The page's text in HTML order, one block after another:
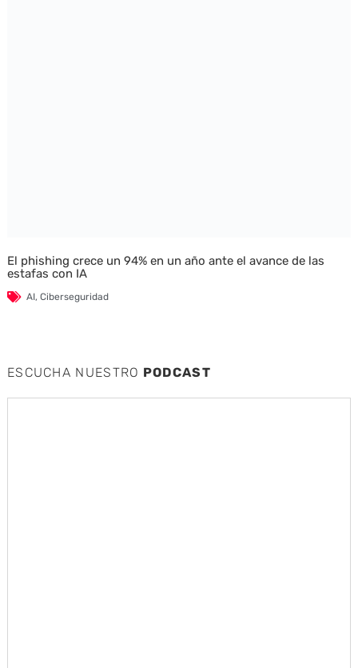
El phishing crece un 94% en un año ante el avance de las
estafas con IA
AI, Ciberseguridad
ESCUCHA NUESTRO PODCAST